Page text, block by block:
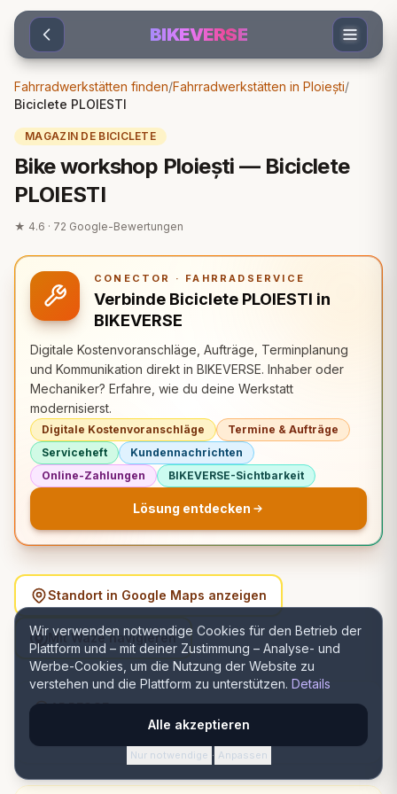
Sari la conținut
Wir verwenden notwendige Cookies für den Betrieb der
Plattform und – mit deiner Zustimmung – Analyse- und
Werbe-Cookies, um die Nutzung der Website zu
verstehen und die Plattform zu unterstützen. Details
Alle akzeptieren
Nur notwendige · Anpassen
BIKEVERSE
Fahrradwerkstätten finden/Fahrradwerkstätten in Ploiești/
Biciclete PLOIESTI
MAGAZIN DE BICICLETE
Bike workshop Ploiești — Biciclete
PLOIESTI
★ 4.6 · 72 Google-Bewertungen
CONECTOR · FAHRRADSERVICE
Verbinde Biciclete PLOIESTI in
BIKEVERSE
Digitale Kostenvoranschläge, Aufträge, Terminplanung
und Kommunikation direkt in BIKEVERSE. Inhaber oder
Mechaniker? Erfahre, wie du deine Werkstatt
modernisierst.
Digitale Kostenvoranschläge
Termine & Aufträge
Serviceheft
Kundennachrichten
Online-Zahlungen
BIKEVERSE-Sichtbarkeit
Lösung entdecken
Standort in Google Maps anzeigen
Mit Waze navigieren
ADRESSE
Strada Văleni 26-28, Ploiești, România, Ploiești, Prahova